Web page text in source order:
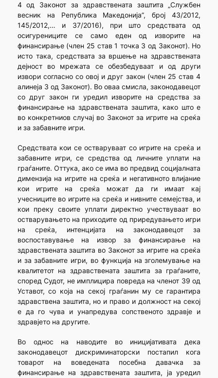
4 од Законот за здравствената заштита „Службен
весник на Република Македонија”, број 43/2012,
145/2012,… и 37/2016), при што средствата од
осигурениците се само еден од изворите на
финансирање (член 25 став 1 точка 3 од Законот). Но
исто така, средствата за вршење на здравствената
дејност во мрежата се обезбедуваат и од други
извори согласно со овој и друг закон (член 25 став 4
алинеја 3 од Законот). Во оваа смисла, законодавецот
со друг закон ги уредил изворите на средства за
финансирање на здравствената заштита, како што е
во конкретниов случај во Законот за игрите на среќа
и за забавните игри.
Средствата кои се остваруваат со игрите на среќа и
забавните игри, се средства од личните уплати на
граѓаните. Оттука, ако се има во предвид социјалната
димензија на игрите на среќа и негативното влијание
кои игрите на среќа можат да ги имаат кај
учесниците во игрите на среќа и нивните семејства, и
кои преку своите уплати директно учествуваат во
остварувањето на приходите од приредувањето игри
на среќа, интенцијата на законодавецот за
воспоставување на извор за финансирање на
здравствената заштита во Законот за игрите на среќа
и за забавните игри, во функција на зголемување на
квалитетот на здравствената заштита за граѓаните,
според Судот, не имплицира повреда на членот 39 од
Уставот, со која на секој граѓанин му се гарантира
здравствена заштита, но и право и должност на секој
е да го чува и унапредува сопственото здравје и
здравјето на другите.
Во однос на наводите во иницијативата дека
законодавецот дискриминаторски постапил кога
товарот на воведената посебна давачка за
финансирање на здравствената заштита, ја уредил